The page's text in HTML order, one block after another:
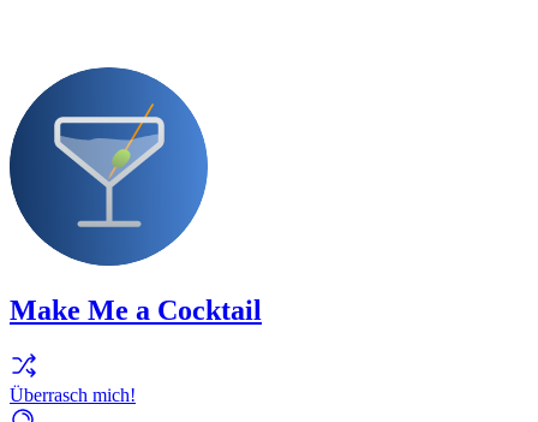
Make Me a Cocktail
Überrasch mich!